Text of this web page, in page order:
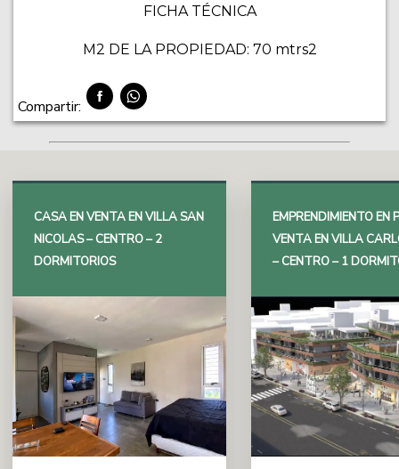
FICHA TÉCNICA
M2 DE LA PROPIEDAD: 70 mtrs2
Compartir:
CASA EN VENTA EN VILLA SAN
NICOLAS – CENTRO – 2
DORMITORIOS
EMPRENDIMIENTO EN
VENTA EN VILLA
– CENTRO – 1